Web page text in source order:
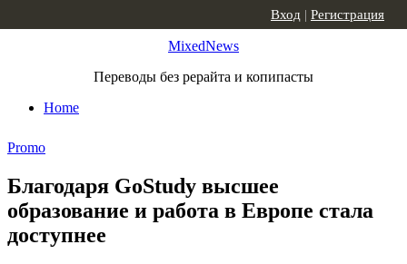
MixedNews
Переводы без рерайта и копипасты
Home
Вход | Регистрация
Promo
Благодаря GoStudy высшее
образование и работа в Европе стала
доступнее